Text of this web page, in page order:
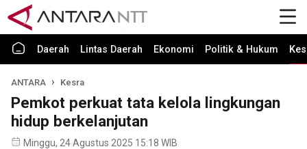
Daerah Lintas Daerah Ekonomi Politik & Hukum
ANTARA Kesra
Pemkot perkuat tata kelola lingkungan
hidup berkelanjutan
Minggu, 24 Agustus 2025 15:18 WIB